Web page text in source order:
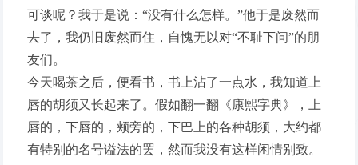
可谈呢？我于是说：“没有什么怎样。”他于是废然而
去了，我仍旧废然而住，自愧无以对“不耻下问”的朋
友们。
今天喝茶之后，便看书，书上沾了一点水，我知道上
唇的胡须又长起来了。假如翻一翻《康熙字典》，上
唇的，下唇的，颊旁的，下巴上的各种胡须，大约都
有特别的名号谥法的罢，然而我没有这样闲情别致。